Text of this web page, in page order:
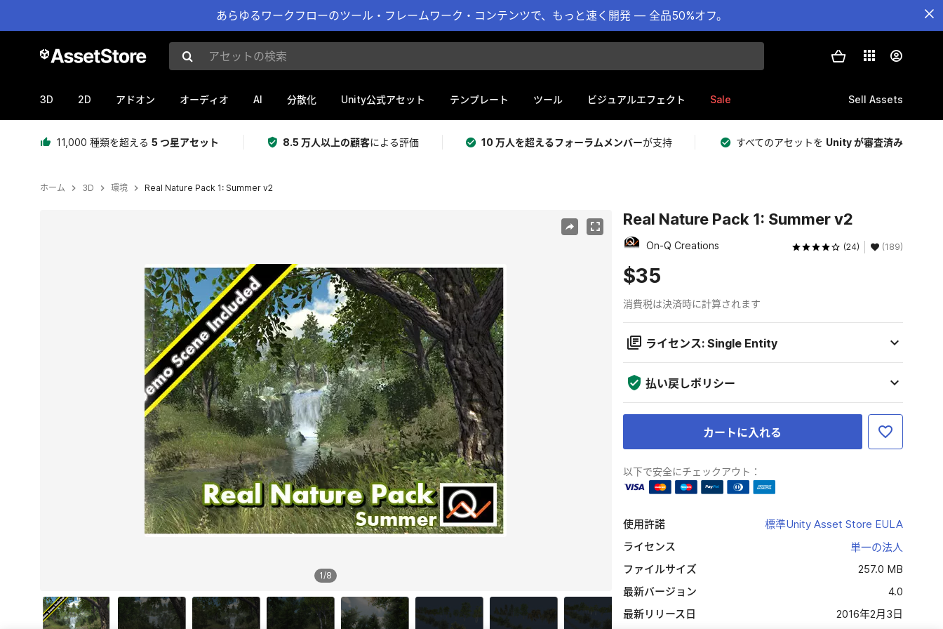
あらゆるワークフローのツール・フレームワーク・コンテンツで、もっと速く開発 — 全品50%オフ。
アセットの検索
3D 2D アドオン オーディオ AI 分散化 Unity公式アセット テンプレート ツール ビジュアルエフェクト Sale Sell Assets
11,000 種類を超える 5 つ星アセット 8.5 万人以上の顧客による評価 10 万人を超えるフォーラムメンバーが支持 すべてのアセットを Unity が審査済み
ホーム 3D 環境 Real Nature Pack 1: Summer v2
1/8
Real Nature Pack 1: Summer v2
On-Q Creations (24) (189)
$35
消費税は決済時に計算されます
ライセンス: Single Entity
払い戻しポリシー
カートに入れる
以下で安全にチェックアウト：
使用許諾
標準Unity Asset Store EULA
ライセンス
単一の法人
ファイルサイズ
257.0 MB
最新バージョン
4.0
最新リリース日
2016年2月3日